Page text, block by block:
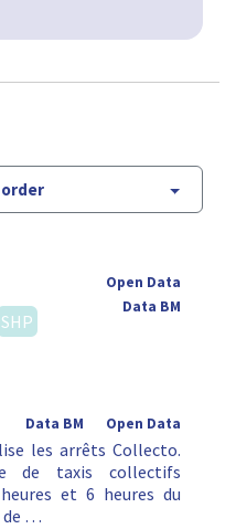
order
Open Data
Data BM
SHP
Open Data
Data BM
les arrêts Collecto.
de taxis collectifs
et 6 heures du
de …